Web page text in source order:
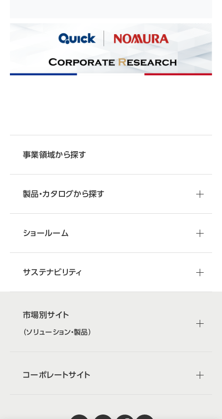
事業領域から探す
製品・カタログから探す
ショールーム
サステナビリティ
市場別サイト
（ソリューション・製品）
コーポレートサイト